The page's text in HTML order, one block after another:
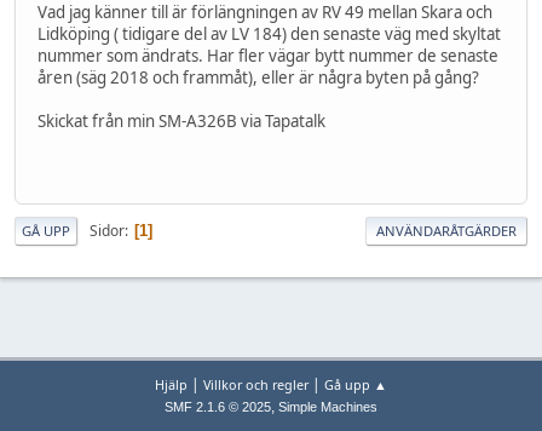
Vad jag känner till är förlängningen av RV 49 mellan Skara och
Lidköping ( tidigare del av LV 184) den senaste väg med skyltat
nummer som ändrats. Har fler vägar bytt nummer de senaste
åren (säg 2018 och frammåt), eller är några byten på gång?
Skickat från min SM-A326B via Tapatalk
GÅ UPP Sidor 1 ANVÄNDARÅTGÄRDER
Hjälp | Villkor och regler| Gå upp ▲
SMF 2.1.6 © 2025, Simple Machines